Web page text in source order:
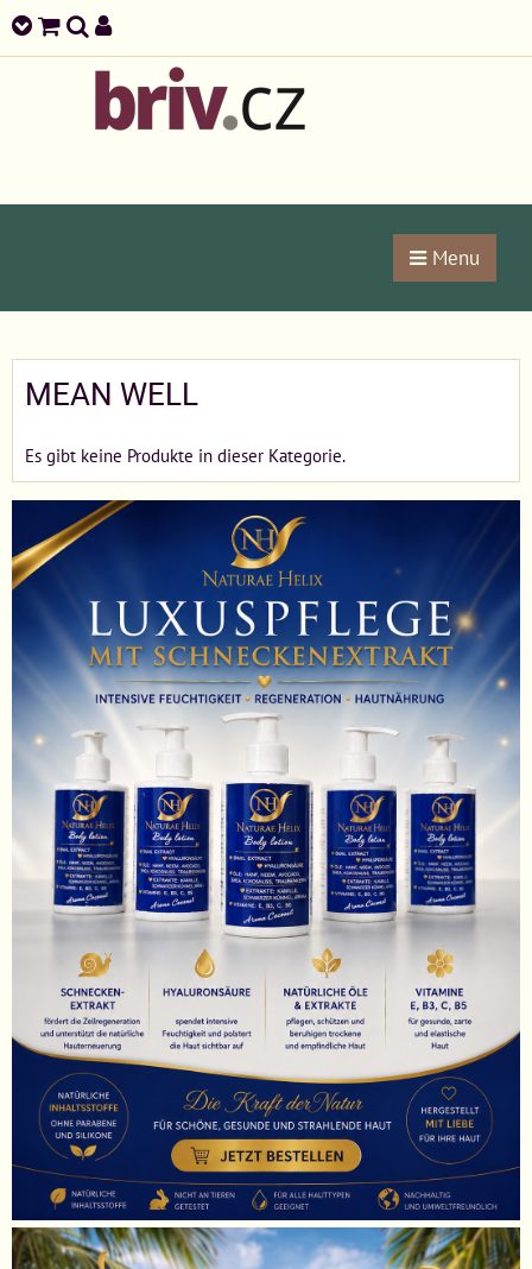
Menu
MEAN WELL
Es gibt keine Produkte in dieser Kategorie.